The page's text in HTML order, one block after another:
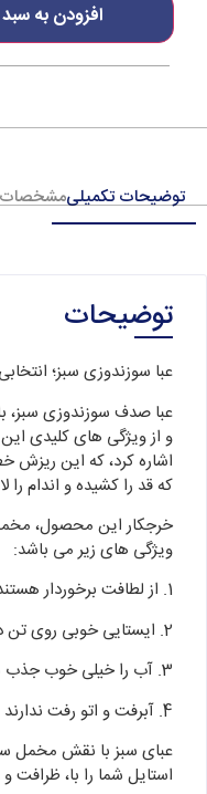
افزودن به
توضیحات تکمیلی
توضیحات
عبا سوزندوزی سبز؛
عبا صدف سوزندوزی سبز،
و از ویژگی های کلیدی
اشاره کرد، که این ریزش
که قد را کشیده و اندام را
خرجکار این محصول،
ویژگی های زیر می باشد:
1. از لطافت برخوردار هستند
2. ایستایی خوبی روی تن دارند
3. آب را خیلی خوب جذب می‌کنند
4. آبرفت و اتو رفت ندارند
عبای سبز با نقش مخمل
استایل شما را با، ظرافت